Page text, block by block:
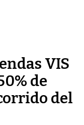
VIS
de
del